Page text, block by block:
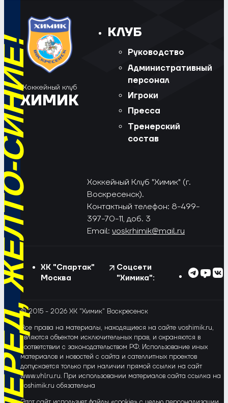
СИНИЕ!
Хоккейный клуб
ХИМИК
КЛУБ
Руководство
Административный
персонал
Игроки
Пресса
Тренерский
состав
Хоккейный Клуб "Химик" (г.
Воскресенск).
Контактный телефон: 8-499-
397-70-11, доб. 3
Email: voskrhimik@mail.ru
ХК "Спартак"
Москва
Соцсети
"Химика":
© 2015 - 2026 ХК "Химик" Воскресенск
Все права на материалы, находящиеся на сайте voshimik.ru,
являются объектом исключительных прав, и охраняются в
соответствии с законодательством РФ. Использование иных
материалов и новостей с сайта и сателлитных проектов
допускается только при наличии прямой ссылки на сайт
www.vhlru.ru. При использовании материалов сайта ссылка на
voshimik.ru обязательна